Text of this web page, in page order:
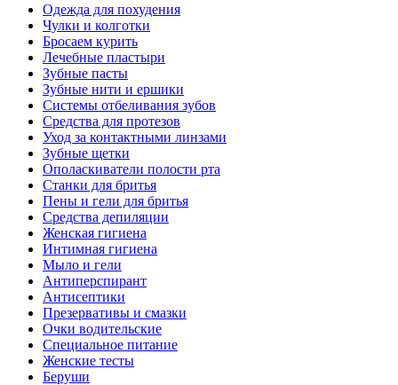
Одежда для похудения
Чулки и колготки
Бросаем курить
Лечебные пластыри
Зубные пасты
Зубные нити и ершики
Системы отбеливания зубов
Средства для протезов
Уход за контактными линзами
Зубные щетки
Ополаскиватели полости рта
Станки для бритья
Пены и гели для бритья
Средства депиляции
Женская гигиена
Интимная гигиена
Мыло и гели
Антиперспирант
Антисептики
Презервативы и смазки
Очки водительские
Специальное питание
Женские тесты
Беруши